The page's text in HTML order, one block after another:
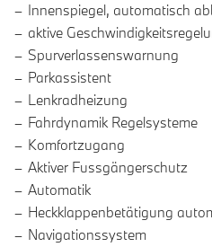
Innenspiegel, automatisch
aktive
Spurverlassenswarnung
Parkassistent
Lenkradheizung
Fahrdynamik Regelsysteme
Komfortzugang
Aktiver Fussgängerschutz
Automatik
Heckklappenbetätigung
Navigationssystem